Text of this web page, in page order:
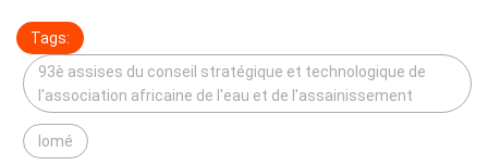
Tags:
93è assises du conseil stratégique et technologique de
l'association africaine de l'eau et de l'assainissement
lomé